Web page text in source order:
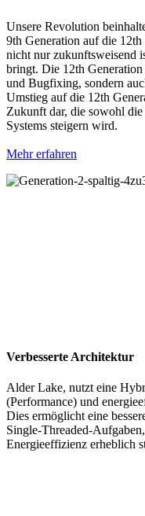
Unsere Revolution
9th Generation auf die
nicht nur zukunftsweisend
bringt. Die 12th
und Bugfixing, sondern
Umstieg auf die 12th
Zukunft dar, die sowohl
Systems steigern wird.
Mehr erfahren
Verbesserte Architektur
Alder Lake, nutzt eine
(Performance) und
Dies ermöglicht eine
Single-Threaded-
Energieeffizienz erheblich